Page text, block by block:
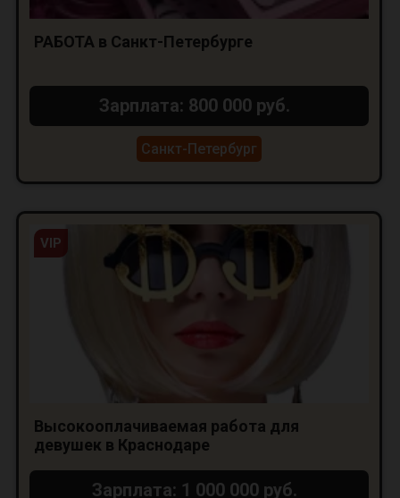
РАБОТА в Санкт-Петербурге
Зарплата: 800 000 руб.
Санкт-Петербург
VIP
Высокооплачиваемая работа для
девушек в Краснодаре
Зарплата: 1 000 000 руб.